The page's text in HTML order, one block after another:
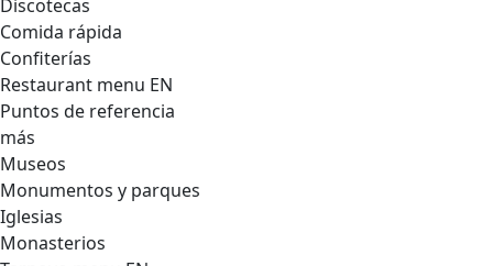
Discotecas
Comida rápida
Confiterías
Restaurant menu EN
Puntos de referencia
más
Museos
Monumentos y parques
Iglesias
Monasterios